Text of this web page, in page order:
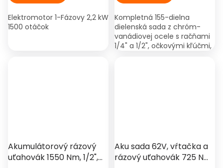
Elektromotor 1-Fázovy 2,2 kW
1500 otáčok
Kompletná 155-dielna
dielenská sada z chróm-
vanádiovej ocele s račňami
1/4" a 1/2", očkovými kľúčmi,
Akumulátorový rázový
uťahovák 1550 Nm, 1/2",
Aku sada 62V, vŕtačka a
rázový uťahovák 725 Nm